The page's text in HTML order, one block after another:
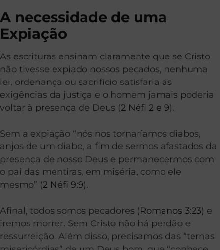
A necessidade de uma
Expiação
As escrituras ensinam claramente que se Cristo
não tivesse expiado nossos pecados, nenhuma
lei, ordenança ou sacrifício satisfaria as
exigências da justiça e o homem jamais poderia
voltar à presença de Deus (2 Néfi 2 e 9).
Sem a expiação “nós nos tornaríamos diabos,
anjos de um diabo, a fim de sermos afastados da
presença de nosso Deus e permanecermos com
o pai das mentiras, em miséria, como ele
mesmo” (2 Néfi 9:9).
Afinal, todos somos pecadores (Romanos 3:23) e
iremos morrer. Sem Cristo não há perdão e
ressurreição. Além disso, precisamos das “ternas